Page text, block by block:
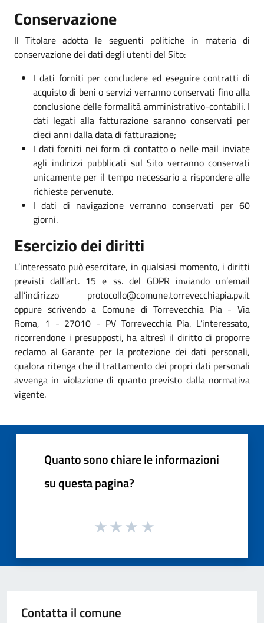
Conservazione
Il Titolare adotta le seguenti politiche in materia di
conservazione dei dati degli utenti del Sito:
I dati forniti per concludere ed eseguire contratti di
acquisto di beni o servizi verranno conservati fino alla
conclusione delle formalità amministrativo-contabili. I
dati legati alla fatturazione saranno conservati per
dieci anni dalla data di fatturazione;
I dati forniti nei form di contatto o nelle mail inviate
agli indirizzi pubblicati sul Sito verranno conservati
unicamente per il tempo necessario a rispondere alle
richieste pervenute.
I dati di navigazione verranno conservati per 60
giorni.
Esercizio dei diritti
L’interessato può esercitare, in qualsiasi momento, i diritti
previsti dall’art. 15 e ss. del GDPR inviando un’email
all’indirizzo protocollo@comune.torrevecchiapia.pv.it
oppure scrivendo a Comune di Torrevecchia Pia - Via
Roma, 1 - 27010 - PV Torrevecchia Pia. L’interessato,
ricorrendone i presupposti, ha altresì il diritto di proporre
reclamo al Garante per la protezione dei dati personali,
qualora ritenga che il trattamento dei propri dati personali
avvenga in violazione di quanto previsto dalla normativa
vigente.
Quanto sono chiare le informazioni
su questa pagina?
Contatta il comune